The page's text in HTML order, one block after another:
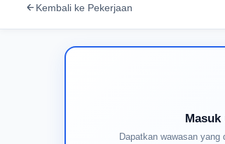
Kembali ke Pekerjaan
Dapatkan wawasan